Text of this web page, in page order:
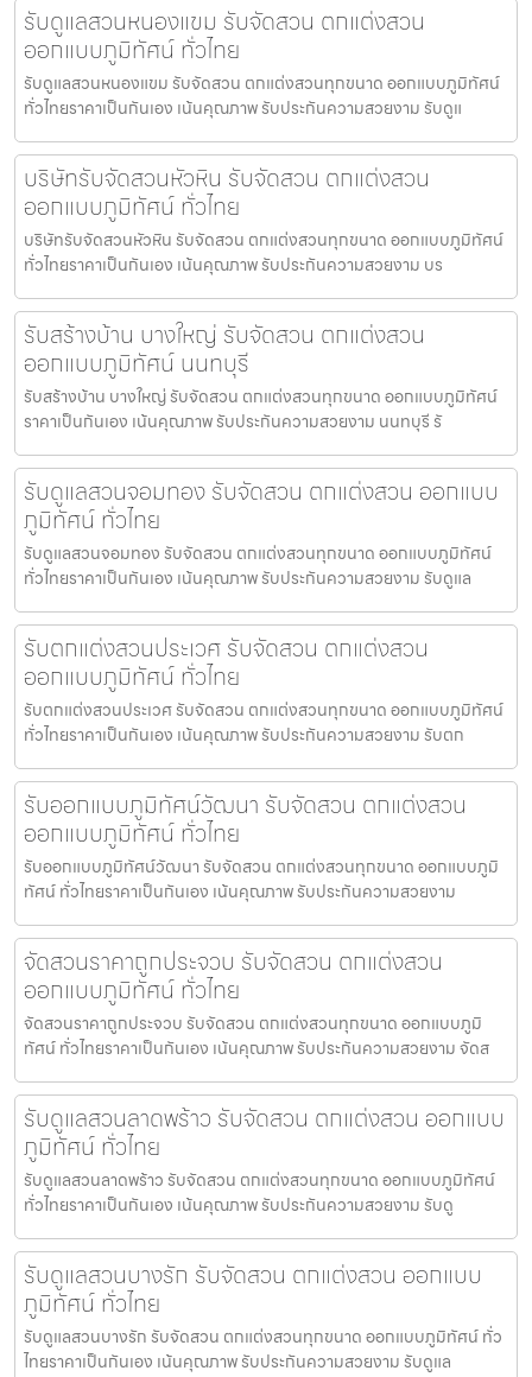
รับดูแลสวนหนองแขม รับจัดสวน ตกแต่งสวน
ออกแบบภูมิทัศน์ ทั่วไทย
รับดูแลสวนหนองแขม รับจัดสวน ตกแต่งสวนทุกขนาด ออกแบบภูมิทัศน์
ทั่วไทยราคาเป็นกันเอง เน้นคุณภาพ รับประกันความสวยงาม รับดูแ
บริษัทรับจัดสวนหัวหิน รับจัดสวน ตกแต่งสวน
ออกแบบภูมิทัศน์ ทั่วไทย
บริษัทรับจัดสวนหัวหิน รับจัดสวน ตกแต่งสวนทุกขนาด ออกแบบภูมิทัศน์
ทั่วไทยราคาเป็นกันเอง เน้นคุณภาพ รับประกันความสวยงาม บร
รับสร้างบ้าน บางใหญ่ รับจัดสวน ตกแต่งสวน
ออกแบบภูมิทัศน์ นนทบุรี
รับสร้างบ้าน บางใหญ่ รับจัดสวน ตกแต่งสวนทุกขนาด ออกแบบภูมิทัศน์
ราคาเป็นกันเอง เน้นคุณภาพ รับประกันความสวยงาม นนทบุรี รั
รับดูแลสวนจอมทอง รับจัดสวน ตกแต่งสวน ออกแบบ
ภูมิทัศน์ ทั่วไทย
รับดูแลสวนจอมทอง รับจัดสวน ตกแต่งสวนทุกขนาด ออกแบบภูมิทัศน์
ทั่วไทยราคาเป็นกันเอง เน้นคุณภาพ รับประกันความสวยงาม รับดูแล
รับตกแต่งสวนประเวศ รับจัดสวน ตกแต่งสวน
ออกแบบภูมิทัศน์ ทั่วไทย
รับตกแต่งสวนประเวศ รับจัดสวน ตกแต่งสวนทุกขนาด ออกแบบภูมิทัศน์
ทั่วไทยราคาเป็นกันเอง เน้นคุณภาพ รับประกันความสวยงาม รับตก
รับออกแบบภูมิทัศน์วัฒนา รับจัดสวน ตกแต่งสวน
ออกแบบภูมิทัศน์ ทั่วไทย
รับออกแบบภูมิทัศน์วัฒนา รับจัดสวน ตกแต่งสวนทุกขนาด ออกแบบภูมิ
ทัศน์ ทั่วไทยราคาเป็นกันเอง เน้นคุณภาพ รับประกันความสวยงาม
จัดสวนราคาถูกประจวบ รับจัดสวน ตกแต่งสวน
ออกแบบภูมิทัศน์ ทั่วไทย
จัดสวนราคาถูกประจวบ รับจัดสวน ตกแต่งสวนทุกขนาด ออกแบบภูมิ
ทัศน์ ทั่วไทยราคาเป็นกันเอง เน้นคุณภาพ รับประกันความสวยงาม จัดส
รับดูแลสวนลาดพร้าว รับจัดสวน ตกแต่งสวน ออกแบบ
ภูมิทัศน์ ทั่วไทย
รับดูแลสวนลาดพร้าว รับจัดสวน ตกแต่งสวนทุกขนาด ออกแบบภูมิทัศน์
ทั่วไทยราคาเป็นกันเอง เน้นคุณภาพ รับประกันความสวยงาม รับดู
รับดูแลสวนบางรัก รับจัดสวน ตกแต่งสวน ออกแบบ
ภูมิทัศน์ ทั่วไทย
รับดูแลสวนบางรัก รับจัดสวน ตกแต่งสวนทุกขนาด ออกแบบภูมิทัศน์ ทั่ว
ไทยราคาเป็นกันเอง เน้นคุณภาพ รับประกันความสวยงาม รับดูแล